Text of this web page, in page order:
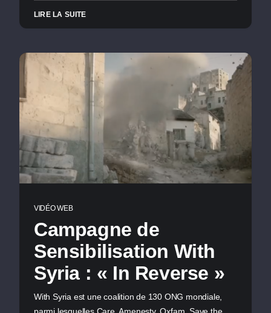
LIRE LA SUITE
VIDÉO WEB
Campagne de
Sensibilisation With
Syria : « In Reverse »
With Syria est une coalition de 130 ONG mondiale,
parmi lesquelles Care, Amenesty, Oxfam, Save the